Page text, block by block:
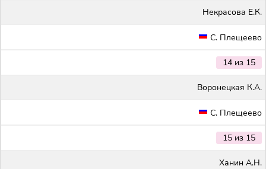
Некрасова Е.К.
С. Плещеево
14 из 15
Воронецкая К.А.
С. Плещеево
15 из 15
Ханин А.Н.